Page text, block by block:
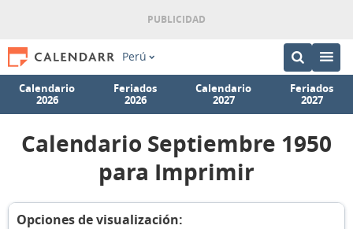
Perú
Calendario
2026
Feriados
2026
Calendario
2027
Feriados
2027
Calendario Septiembre 1950
para Imprimir
Opciones de visualización: